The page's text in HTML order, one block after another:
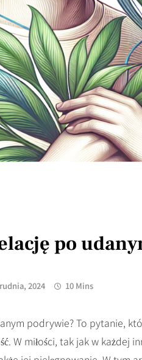
po
2024 10 Mins
podrywie? To pytanie,
W miłości, tak jak w